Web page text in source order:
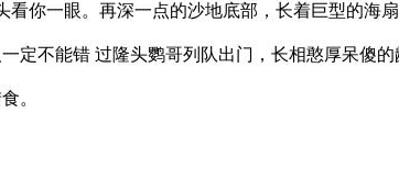
你一眼。再深一点的沙地底部，长着巨型的海
定不能错 过隆头鹦哥列队出门，长相憨厚呆傻
。